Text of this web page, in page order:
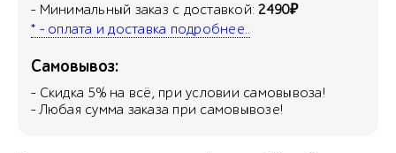
- Минимальный заказ с доставкой:2490₽
* - оплата и доставка подробнее..
Самовывоз:
- Скидка 5% на всё, при условии самовывоза!
- Любая сумма заказа при самовывозе!